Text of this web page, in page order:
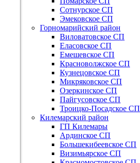
Сотнурское СП
Эмековское СП
Горномарийский район
Виловатовское СП
Еласовское СП
Емешевское СП
Красноволжское СП
Кузнецовское СП
Микряковское СП
Озеркинское СП
Пайгусовское СП
Троицко-Посадское СП
Килемарский район
ГП Килемары
Ардинское СП
Большекибеевское СП
Визимьярское СП